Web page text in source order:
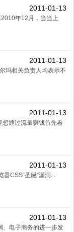
2011-01-13
年12月，当当上
2011-01-13
玛相关负责人均表示不
2011-01-13
通过流量赚钱首先看
2011-01-13
CSS“圣诞”漏洞...
2011-01-13
电子商务的进一步发